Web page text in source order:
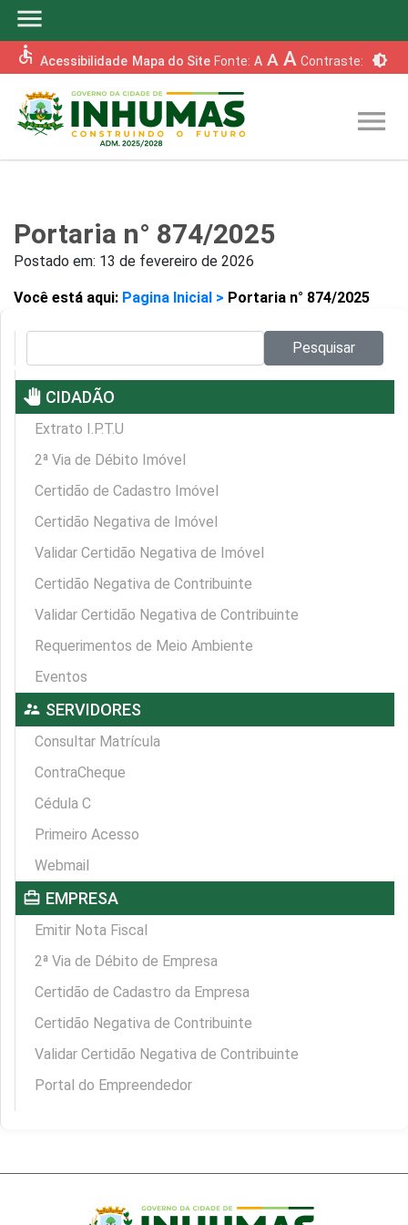
menu
accessible Acessibilidade Mapa do Site Fonte: A A A Contraste: brightness_6
menu
Portaria n° 874/2025
Postado em: 13 de fevereiro de 2026
Você está aqui: Pagina Inicial > Portaria n° 874/2025
Pesquisar
pan_tool CIDADÃO
Extrato I.P.T.U
2ª Via de Débito Imóvel
Certidão de Cadastro Imóvel
Certidão Negativa de Imóvel
Validar Certidão Negativa de Imóvel
Certidão Negativa de Contribuinte
Validar Certidão Negativa de Contribuinte
Requerimentos de Meio Ambiente
Eventos
supervisor_account SERVIDORES
Consultar Matrícula
ContraCheque
Cédula C
Primeiro Acesso
Webmail
card_travel EMPRESA
Emitir Nota Fiscal
2ª Via de Débito de Empresa
Certidão de Cadastro da Empresa
Certidão Negativa de Contribuinte
Validar Certidão Negativa de Contribuinte
Portal do Empreendedor